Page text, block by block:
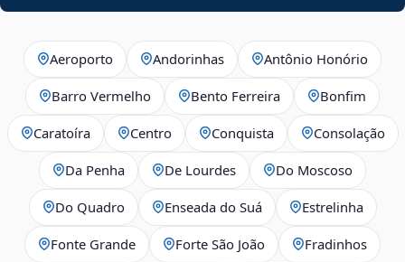
Aeroporto Andorinhas Antônio Honório
Barro Vermelho Bento Ferreira Bonfim
Caratoíra Centro Conquista Consolação
Da Penha De Lourdes Do Moscoso
Do Quadro Enseada do Suá Estrelinha
Fonte Grande Forte São João Fradinhos